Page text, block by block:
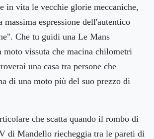
in vita le vecchie glorie meccaniche,
massima espressione dell'autentico
Che tu guidi una Le Mans
moto vissuta che macina chilometri
una casa tra persone che
di una moto più del suo prezzo di
che scatta quando il rombo di
di Mandello riecheggia tra le pareti di